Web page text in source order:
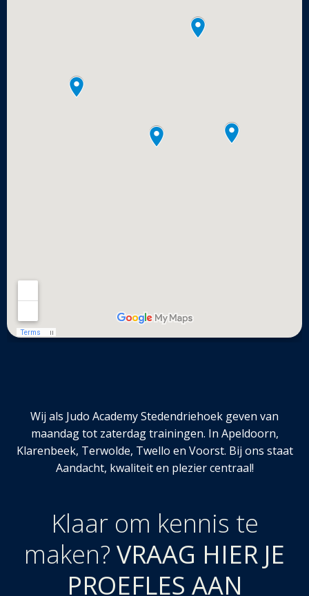
Wij als Judo Academy Stedendriehoek geven van
maandag tot zaterdag trainingen. In Apeldoorn,
Klarenbeek, Terwolde, Twello en Voorst. Bij ons staat
Aandacht, kwaliteit en plezier centraal!
Klaar om kennis te
maken? VRAAG HIER JE
PROEFLES AAN